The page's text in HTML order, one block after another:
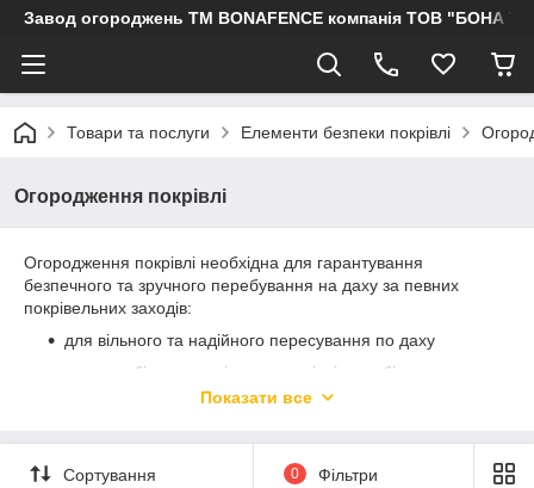
Завод огороджень ТМ BONAFENCE компанія ТОВ "БОНА
Товари та послуги Елементи безпеки покрівлі
Огородження покрівлі
Огородження покрівлі необхідна для гарантування
безпечного та зручного перебування на даху за певних
покрівельних заходів:
для вільного та надійного пересування по даху
для запобігання падінню з покрівлі, запобігаючи
даху, близько до краю даху. Города покрівлі ще називають
парканом для покрівлі, покрівельним огорожею.
Показати все
Сортування 0 Фільтри